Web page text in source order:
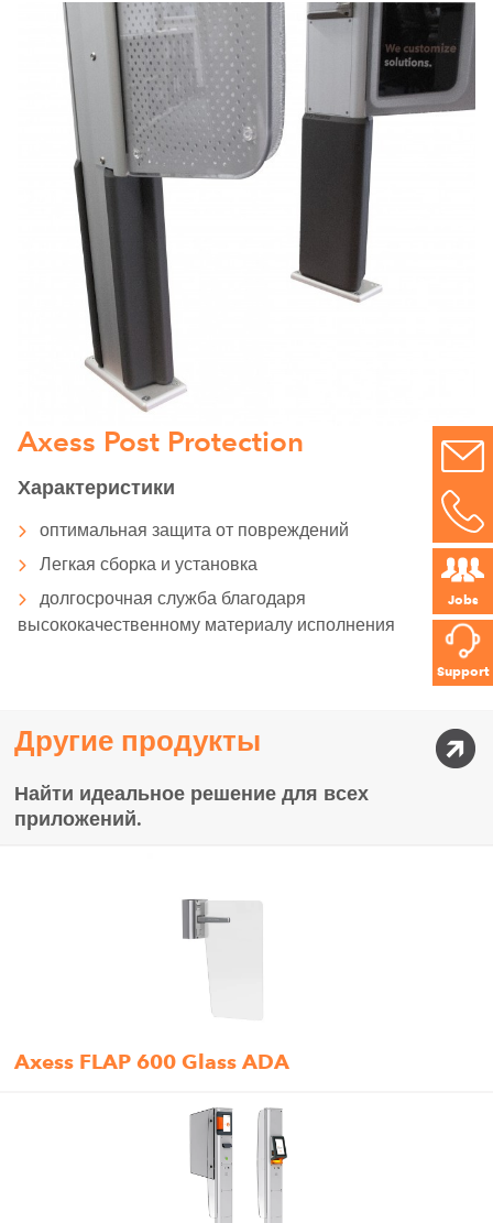
Jobs
Support
Axess Post Protection
Характеристики
оптимальная защита от повреждений
Легкая сборка и установка
долгосрочная служба благодаря
высококачественному материалу исполнения
Другие продукты
Найти идеальное решение для всех
приложений.
Axess FLAP 600 Glass ADA